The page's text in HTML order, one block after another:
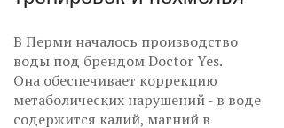
В Перми началось производство
воды под брендом Doctor Yes.
Она обеспечивает коррекцию
метаболических нарушений - в воде
содержится калий, магний в